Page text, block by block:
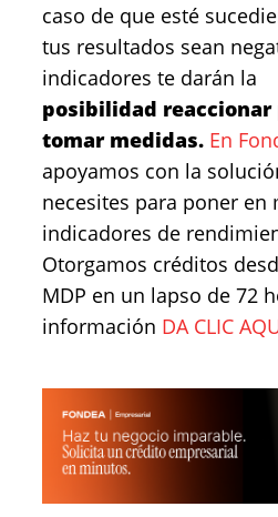
caso de que esté
tus resultados sean
indicadores te darán la
posibilidad reaccionar
tomar medidas. En
apoyamos con la
necesites para poner en
indicadores de
Otorgamos créditos
MDP en un lapso de 72
información DA CLIC